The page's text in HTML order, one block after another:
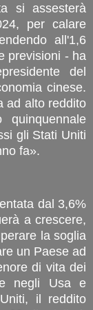
si assesterà
per calare
all'1,6
previsioni - ha
del
cinese.
ad alto reddito
gli Stati Uniti
fa».
dal 3,6%
a crescere,
la soglia
un Paese ad
di vita dei
negli Usa e
il reddito